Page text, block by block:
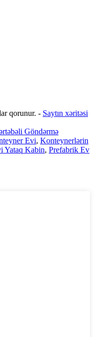
qorunur. - Saytın xəritəsi
Göndərmə
Evi, Konteynerlərin
Yataq Kabin, Prefabrik Ev